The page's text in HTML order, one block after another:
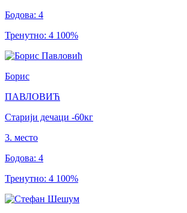
Бодова: 4
Тренутно: 4 100%
Борис
ПАВЛОВИЋ
Старији дечаци -60кг
3. место
Бодова: 4
Тренутно: 4 100%